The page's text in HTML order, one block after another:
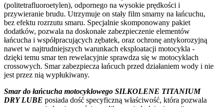
(politetrafluoroetylen), odpornego na wysokie prędkości i
przywieranie brudu. Utrzymuje on stały film smarny na łańcuchu,
bez efektu rozrzutu smaru. Specjalnie skomponowany pakiet
dodatków, pozwala na doskonałe zabezpieczenie elementów
łańcucha i współpracujących zębatek, oraz ochronę antykorozyjną
nawet w najtrudniejszych warunkach eksploatacji motocykla -
dzięki temu smar ten rewelacyjnie sprawdza się w motocyklach
crossowych. Smar zabezpiecza łańcuch przed działaniem wody i nie
jest przez nią wypłukiwany.
Smar do łańcucha motocyklowego SILKOLENE TITANIUM
DRY LUBE posiada dość specyficzną właściwość, która pozwala